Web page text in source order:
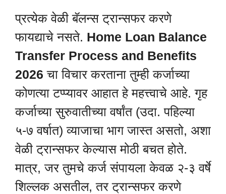
प्रत्येक वेळी बॅलन्स ट्रान्सफर करणे
फायद्याचे नसते. Home Loan Balance
Transfer Process and Benefits
2026 चा विचार करताना तुम्ही कर्जाच्या
कोणत्या टप्प्यावर आहात हे महत्त्वाचे आहे. गृह
कर्जाच्या सुरुवातीच्या वर्षांत (उदा. पहिल्या
५-७ वर्षात) व्याजाचा भाग जास्त असतो, अशा
वेळी ट्रान्सफर केल्यास मोठी बचत होते.
मात्र, जर तुमचे कर्ज संपायला केवळ २-३ वर्षे
शिल्लक असतील, तर ट्रान्सफर करणे